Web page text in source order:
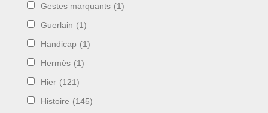
Gestes marquants (1)
Guerlain (1)
Handicap (1)
Hermès (1)
Hier (121)
Histoire (145)